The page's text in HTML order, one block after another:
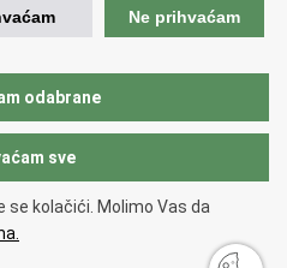
uprave i digitalne
Ne prihvaćam
odabrane
sve
se kolačići. Molimo Vas da